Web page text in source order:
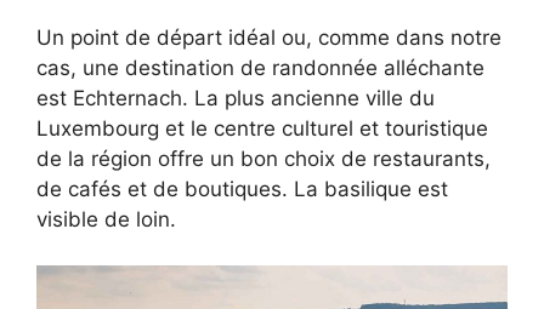
Un point de départ idéal ou, comme dans notre
cas, une destination de randonnée alléchante
est Echternach. La plus ancienne ville du
Luxembourg et le centre culturel et touristique
de la région offre un bon choix de restaurants,
de cafés et de boutiques. La basilique est
visible de loin.